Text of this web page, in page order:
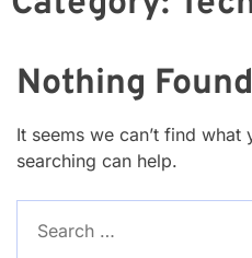
Nothing Found
It seems we can’t find what
searching can help.
for: